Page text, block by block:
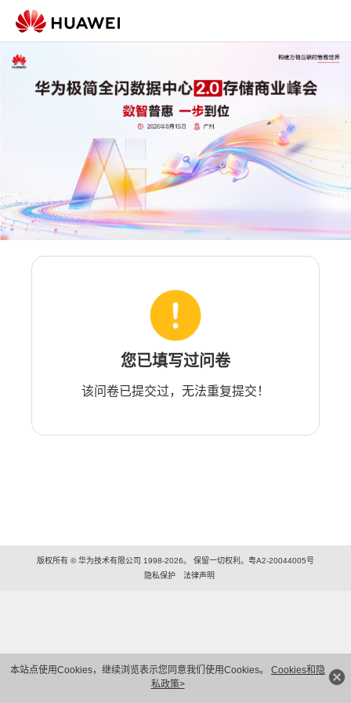
本站点使用Cookies，继续浏览表示您同意我们使用Cookies。 Cookies和隐
私政策>
您已填写过问卷
该问卷已提交过，无法重复提交！
版权所有 © 华为技术有限公司 1998-2026。 保留一切权利。粤A2-20044005号
隐私保护
法律声明